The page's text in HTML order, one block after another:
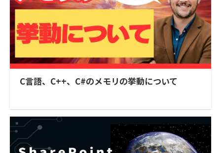
C言語、C++、C#のメモリの挙動について